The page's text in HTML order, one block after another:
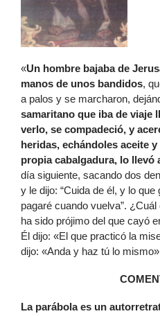
«Un hombre bajaba de
manos de unos bandidos,
a palos y se marcharon,
samaritano que iba de viaje
verlo, se compadeció, y
heridas, echándoles aceite
propia cabalgadura, lo llevó
día siguiente, sacando dos
y le dijo: “Cuida de él, y lo
pagaré cuando vuelva”.
ha sido prójimo del que cayó
Él dijo: «El que practicó la
dijo: «Anda y haz tú lo
La parábola es un